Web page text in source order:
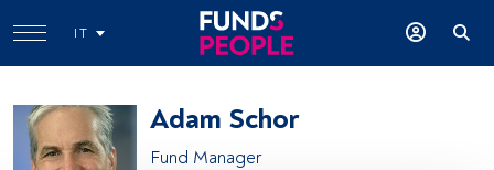
IT
Adam Schor
Fund Manager